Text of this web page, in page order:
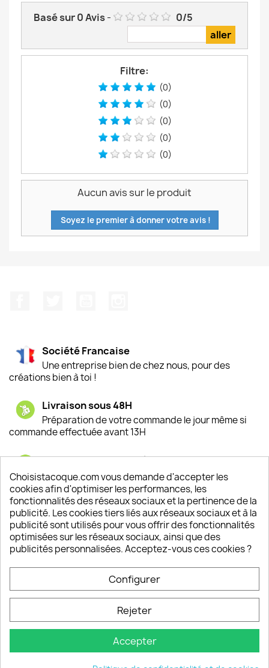
Basé sur0Avis- 0/5
Filtre:
(0)
(0)
(0)
(0)
(0)
Aucun avis sur le produit
Soyez le premier à donner votre avis !
Société Francaise
Une entreprise bien de chez nous, pour des
créations bien à toi !
Livraison sous 48H
Préparation de votre commande le jour même si
commande effectuée avant 13H
Satisfaction de nos clients
Depuis 2009, entre 92% et 94% de nos clients
sont satisfaits de nos produits
Un SAV à votre écoute
Notre SAV est disponible 6/7J de 10h à 18H
Choisistacoque.com vous demande d'accepter les
cookies afin d'optimiser les performances, les
fonctionnalités des réseaux sociaux et la pertinence de la
publicité. Les cookies tiers liés aux réseaux sociaux et à la
publicité sont utilisés pour vous offrir des fonctionnalités
optimisées sur les réseaux sociaux, ainsi que des
publicités personnalisées. Acceptez-vous ces cookies ?
Configurer
Rejeter
Accepter